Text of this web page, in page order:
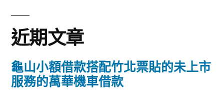
字:
近期文章
龜山小額借款搭配竹北票貼的未上市
服務的萬華機車借款